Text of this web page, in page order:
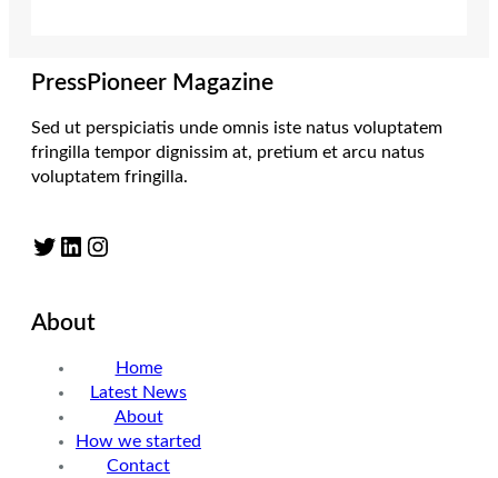
PressPioneer Magazine
Sed ut perspiciatis unde omnis iste natus voluptatem
fringilla tempor dignissim at, pretium et arcu natus
voluptatem fringilla.
Twitter LinkedIn Instagram
About
Home
Latest News
About
How we started
Contact